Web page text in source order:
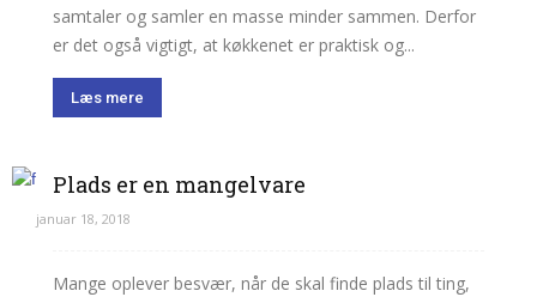
samtaler og samler en masse minder sammen. Derfor
er det også vigtigt, at køkkenet er praktisk og...
Læs mere
Plads er en mangelvare
januar 18, 2018
Mange oplever besvær, når de skal finde plads til ting,